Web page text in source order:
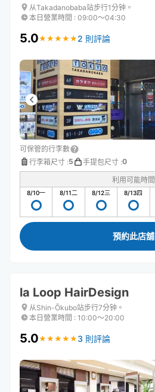
从Takadanobaba站步行1分钟。
本日營業時間 : 09:00〜04:30
5.0★ ★ ★ ★ ★
★ ★ ★ ★ ★ 2 則評論
可保管的行李數
行李箱尺寸 :5 手提包尺寸 :0
利用可能時間
8/10一 8/11二 8/12三 8/13四
預約此店舖
la Loop HairDesign
从Shin-Ōkubo站步行7分钟。
本日營業時間 : 10:00〜20:00
5.0★ ★ ★ ★ ★
★ ★ ★ ★ ★ 3 則評論